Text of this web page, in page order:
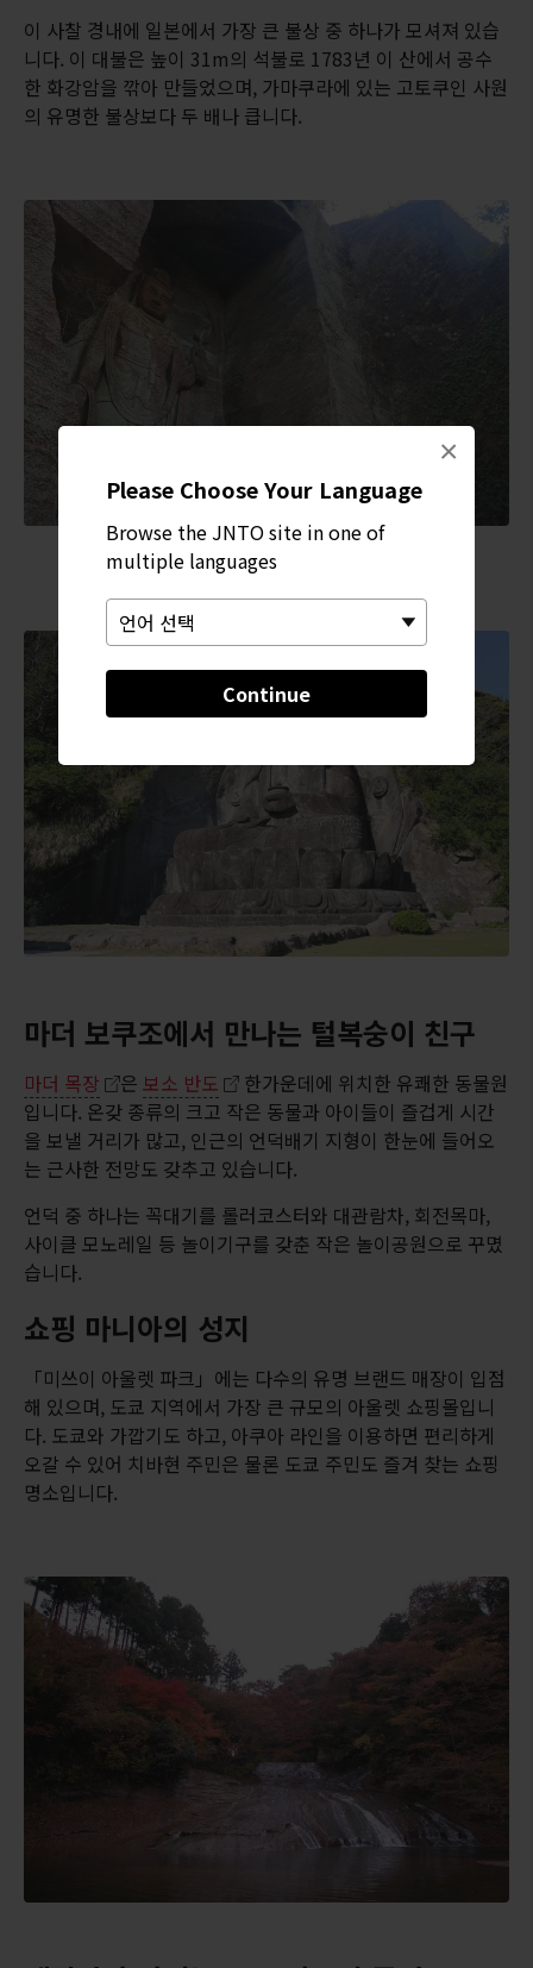
Please Choose Your Language
Browse the JNTO site in one of
multiple languages
Continue
×
이 사찰 경내에 일본에서 가장 큰 불상 중 하나가 모셔져 있습
니다. 이 대불은 높이 31m의 석불로 1783년 이 산에서 공수
한 화강암을 깎아 만들었으며, 가마쿠라에 있는 고토쿠인 사원
의 유명한 불상보다 두 배나 큽니다.
마더 보쿠조에서 만나는 털복숭이 친구
마더 목장 은 보소 반도
한가운데에 위치한 유쾌한 동물원
입니다. 온갖 종류의 크고 작은 동물과 아이들이 즐겁게 시간
을 보낼 거리가 많고, 인근의 언덕배기 지형이 한눈에 들어오
는 근사한 전망도 갖추고 있습니다.
언덕 중 하나는 꼭대기를 롤러코스터와 대관람차, 회전목마,
사이클 모노레일 등 놀이기구를 갖춘 작은 놀이공원으로 꾸몄
습니다.
쇼핑 마니아의 성지
「미쓰이 아울렛 파크」에는 다수의 유명 브랜드 매장이 입점
해 있으며, 도쿄 지역에서 가장 큰 규모의 아울렛 쇼핑몰입니
다. 도쿄와 가깝기도 하고, 아쿠아 라인을 이용하면 편리하게
오갈 수 있어 치바현 주민은 물론 도쿄 주민도 즐겨 찾는 쇼핑
명소입니다.